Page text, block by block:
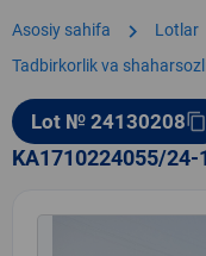
Asosiy sahifa chevron_right Lotlar
Tadbirkorlik va
Lot № 24130208content_copy
KA1710224055/